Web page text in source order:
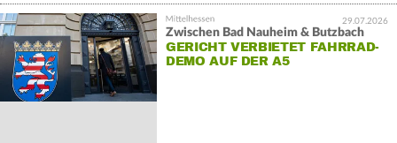
29.07.2026
Zwischen Bad Nauheim & Butzbach
GERICHT VERBIETET FAHRRAD-
DEMO AUF DER A5